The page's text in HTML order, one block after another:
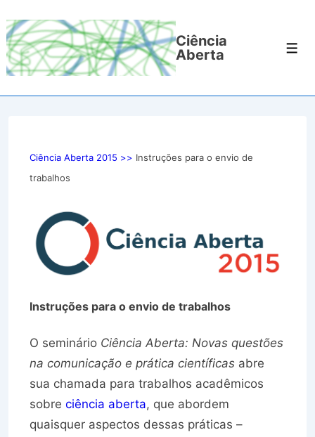
para
Ciência
Aberta
Ciência Aberta 2015 >> Instruções para o envio de
trabalhos
Instruções para o envio de trabalhos
O seminário Ciência Aberta: Novas questões
na comunicação e prática científicas abre
sua chamada para trabalhos acadêmicos
sobre ciência aberta, que abordem
quaisquer aspectos dessas práticas –